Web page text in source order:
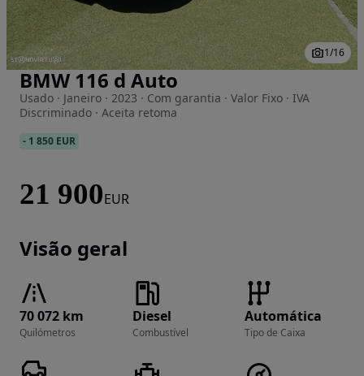
Imagem 1 de 16
1/16
BMW 116 d Auto
Usado · Janeiro · 2023 · Com garantia · Valor Fixo · IVA
Discriminado · Aceita retoma
- 1 850 EUR
21 900EUR
Visão geral
70 072 km
Quilómetros
Diesel
Combustível
Automática
Tipo de Caixa